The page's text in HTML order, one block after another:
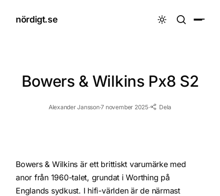
nördigt.se 
Bowers & Wilkins Px8 S2
Alexander Jansson·7 november 2025· Dela
Bowers & Wilkins är ett brittiskt varumärke med
anor från 1960-talet, grundat i Worthing på
Englands sydkust. I hifi-världen är de närmast